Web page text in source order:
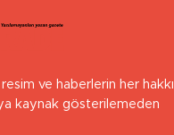
ve haberlerin her hakkı
kaynak gösterilemeden